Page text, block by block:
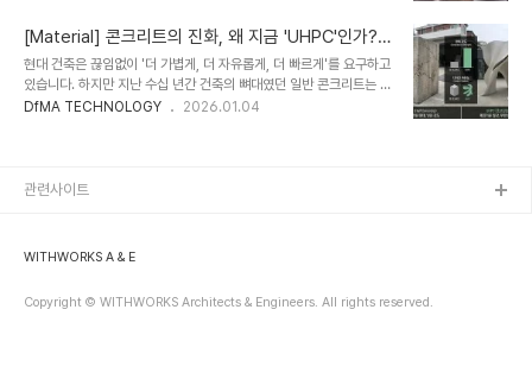
된..
지, 그 뒤에 숨겨진 위드웍스의 정밀한 엔지니어링 스토리를 들려드리
고자 합니다.초연결 시대, 7,944km의 물리적 한계를 넘어서RAIM
은 터키 이스탄불의 멜리케 알트니 식 아키텍츠(MAA)와 대한민국 서
울의 위드웍스 아키텍츠(WITHWORKS)가 함께 일궈낸 글로벌 협업
의 결정체입니다. 하지만 시작부터 큰 난관이 있었습니다. 2020년 바
[Material] 콘크리트의 진화, 왜 지금 'UHPC'인가?
(KIST, 플레이스원, 젠틀몬스터 사례)
현대 건축은 끊임없이 '더 가볍게, 더 자유롭게, 더 빠르게'를 요구하고
있습니다. 하지만 지난 수십 년간 건축의 뼈대였던 일반 콘크리트는 무
겁고 투박하며, 복잡한 비정형 형태를 만들기 어렵다는 한계가 있었습
기술로 어떻게 상상을 현실로 만들었는지 그 여정을 공개합니
의 감옥..
DfMA TECHNOLOGY 2026.01.04
WITHWORKS A & E
Copyright © WITHWORKS Architects & Engineers. All rights reserved.
관련사이트